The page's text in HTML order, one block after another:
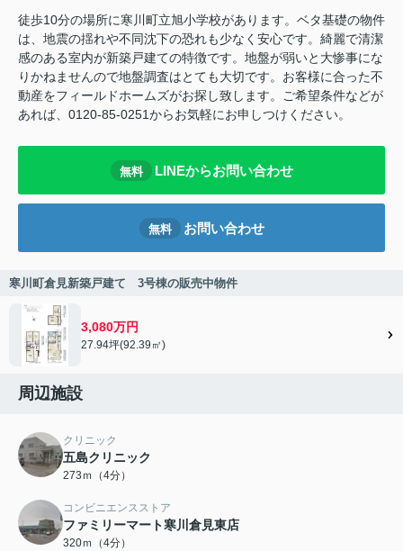
徒歩10分の場所に寒川町立旭小学校があります。ベタ基礎の物件
は、地震の揺れや不同沈下の恐れも少なく安心です。綺麗で清潔
感のある室内が新築戸建ての特徴です。地盤が弱いと大惨事にな
りかねませんので地盤調査はとても大切です。お客様に合った不
動産をフィールドホームズがお探し致します。ご希望条件などが
あれば、0120-85-0251からお気軽にお申しつけください。
無料 LINEからお問い合わせ
無料 お問い合わせ
寒川町倉見新築戸建て 3号棟の販売中物件
3,080万円
27.94坪(92.39㎡)
周辺施設
クリニック
五島クリニック
273ｍ（4分）
コンビニエンスストア
ファミリーマート寒川倉見東店
320ｍ（4分）